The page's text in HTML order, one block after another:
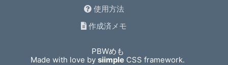
使用方法
作成済メモ
PBWめも
Made with love bysiimple CSS framework.